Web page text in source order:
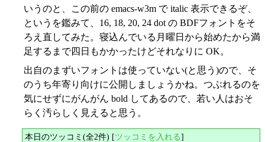
いうのと、この前の emacs-w3m で italic 表示できるぞ、
というを鑑みて、16, 18, 20, 24 dot の BDFフォントをそ
ろえ直してみた。寝込んでいる月曜日から始めたから満
足するまで四日もかかったけどそれなりに OK。
出自のまずいフォントは使っていない(と思う)ので、そ
のうち年寄り向けに公開しましょうかね。つぶれるのを
気にせずにがんがん bold してあるので、若い人はおそ
らく汚らしく見えると思う。
本日のツッコミ(全2件) [ツッコミを入れる]